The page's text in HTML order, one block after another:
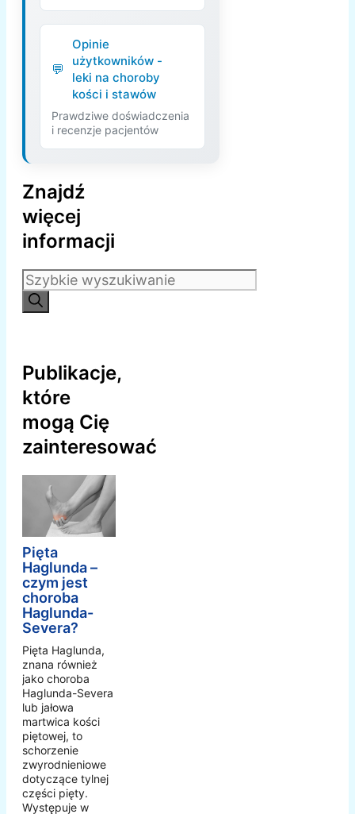
Opinie
użytkowników -
leki na choroby
kości i stawów
Prawdziwe doświadczenia
i recenzje pacjentów
Znajdź
więcej
informacji
Szukaj:
Publikacje,
które
mogą Cię
zainteresować
Pięta
Haglunda –
czym jest
choroba
Haglunda-
Severa?
Pięta Haglunda,
znana również
jako choroba
Haglunda-Severa
lub jałowa
martwica kości
piętowej, to
schorzenie
zwyrodnieniowe
dotyczące tylnej
części pięty.
Występuje w